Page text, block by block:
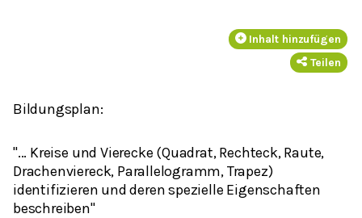
Inhalt hinzufügen
Teilen
Bildungsplan:
"... Kreise und Vierecke (Quadrat, Rechteck, Raute,
Drachenviereck, Parallelogramm, Trapez)
identifizieren und deren spezielle Eigenschaften
beschreiben"